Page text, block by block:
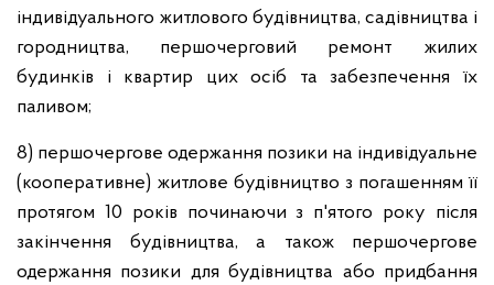
індивідуального житлового будівництва, садівництва і
городництва, першочерговий ремонт жилих
будинків і квартир цих осіб та забезпечення їх
паливом;
8) першочергове одержання позики на індивідуальне
(кооперативне) житлове будівництво з погашенням її
протягом 10 років починаючи з п'ятого року після
закінчення будівництва, а також першочергове
одержання позики для будівництва або придбання